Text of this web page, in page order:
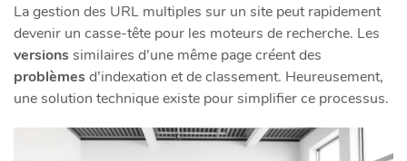
La gestion des URL multiples sur un site peut rapidement
devenir un casse-tête pour les moteurs de recherche. Les
versionssimilaires d’une même page créent des
problèmesd’indexation et de classement. Heureusement,
une solution technique existe pour simplifier ce processus.